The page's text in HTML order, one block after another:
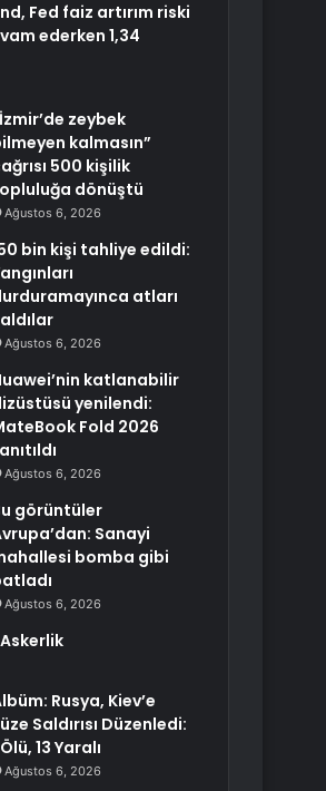
Fed faiz artırım riski
ederken 1,34
zeybek
kalmasın”
500 kişilik
dönüştü
Ağustos 6, 2026
bin kişi tahliye edildi:
atları
Ağustos 6, 2026
katlanabilir
yenilendi:
Fold 2026
Ağustos 6, 2026
görüntüler
Sanayi
bomba gibi
Ağustos 6, 2026
Rusya, Kiev’e
Saldırısı Düzenledi:
Ölü, 13 Yaralı
Ağustos 6, 2026